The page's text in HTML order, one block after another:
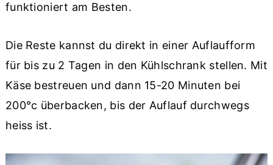
funktioniert am Besten.
Die Reste kannst du direkt in einer Auflaufform
für bis zu 2 Tagen in den Kühlschrank stellen. Mit
Käse bestreuen und dann 15-20 Minuten bei
200°c überbacken, bis der Auflauf durchwegs
heiss ist.